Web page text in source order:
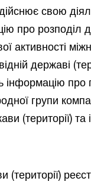
свою
про розподіл
активності
державі
інформацію про
групи
(території)
(території)